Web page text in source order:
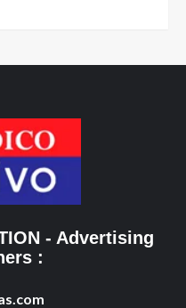
- Advertising
: